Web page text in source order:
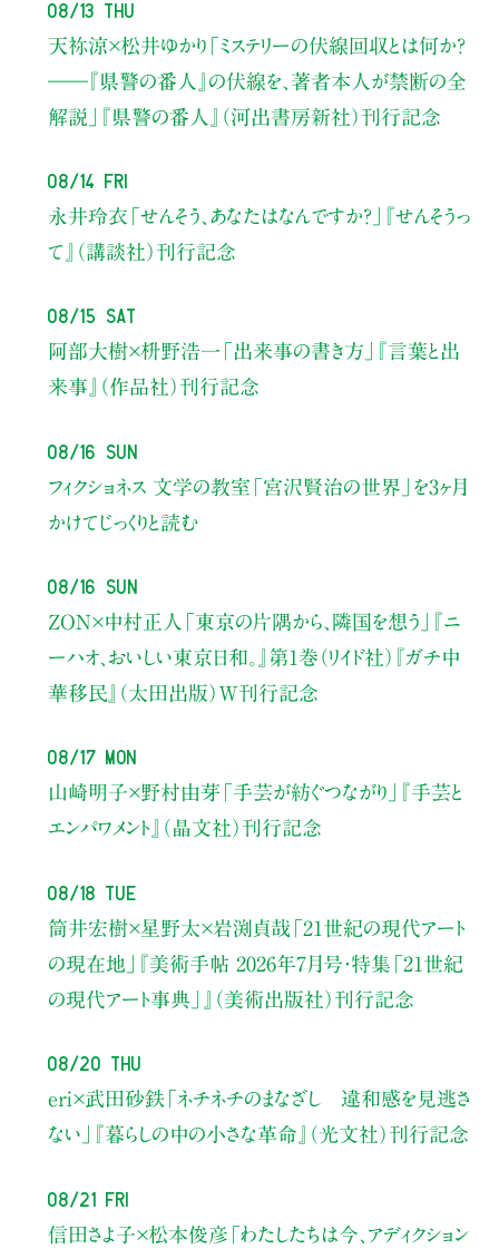
08/13 Thu
天祢涼×松井ゆかり 「ミステリーの伏線回収とは何か？
――『県警の番人』の伏線を、著者本人が禁断の全
解説」
『県警の番人』（河出書房新社）刊行記念
08/14 Fri
永井玲衣 「せんそう、あなたはなんですか？」
『せんそうっ
て』（講談社）刊行記念
08/15 Sat
阿部大樹×枡野浩一 「出来事の書き方」
『言葉と出
来事』（作品社）刊行記念
08/16 Sun
フィクショネス 文学の教室 「宮沢賢治の世界」を3ヶ月
かけてじっくりと読む
08/16 Sun
ZON×中村正人 「東京の片隅から、隣国を想う」
『ニ
ーハオ、おいしい東京日和。』第1巻（リイド社） 『ガチ中
華移民』（太田出版）W刊行記念
08/17 Mon
山崎明子×野村由芽 「手芸が紡ぐつながり」
『手芸と
エンパワメント』（晶文社）刊行記念
08/18 Tue
筒井宏樹×星野太×岩渕貞哉 「21世紀の現代アート
の現在地」
『美術手帖 2026年7月号・特集「21世紀
の現代アート事典」』（美術出版社）刊行記念
08/20 Thu
eri×武田砂鉄「ネチネチのまなざし 違和感を見逃さ
ない」
『暮らしの中の小さな革命』（光文社）刊行記念
08/21 Fri
信田さよ子×松本俊彦 「わたしたちは今、アディクション